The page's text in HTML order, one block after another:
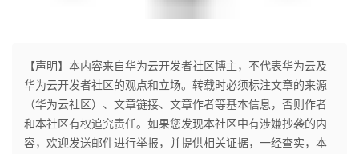
【声明】本内容来自华为云开发者社区博主，不代表华为云及
华为云开发者社区的观点和立场。转载时必须标注文章的来源
（华为云社区）、文章链接、文章作者等基本信息，否则作者
和本社区有权追究责任。如果您发现本社区中有涉嫌抄袭的内
容，欢迎发送邮件进行举报，并提供相关证据，一经查实，本